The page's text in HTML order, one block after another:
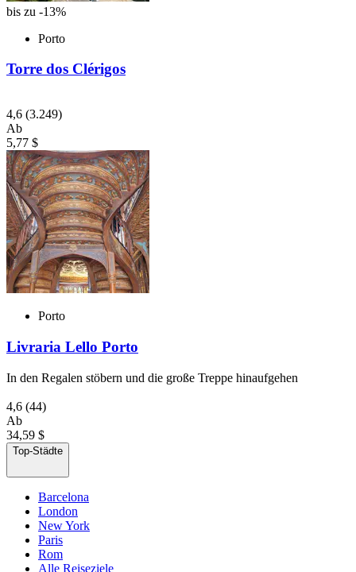
bis zu -13%
Porto
Torre dos Clérigos
4,6 (3.249)
Ab
5,77 $
Porto
Livraria Lello Porto
In den Regalen stöbern und die große Treppe hinaufgehen
4,6 (44)
Ab
34,59 $
Top-Städte
Barcelona
London
New York
Paris
Rom
Alle Reiseziele